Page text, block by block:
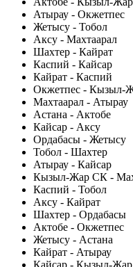
Атырау - Окжетпес
Жетысу - Тобол
Аксу - Махтаарал
Шахтер - Кайрат
Каспий - Кайсар
Кайрат - Каспий
Окжетпес - Кызыл-
Махтаарал - Атырау
Астана - Актобе
Кайсар - Аксу
Ордабасы - Жетысу
Тобол - Шахтер
Атырау - Кайсар
Кызыл-Жар СК -
Каспий - Тобол
Аксу - Кайрат
Шахтер - Ордабасы
Актобе - Окжетпес
Жетысу - Астана
Кайрат - Атырау